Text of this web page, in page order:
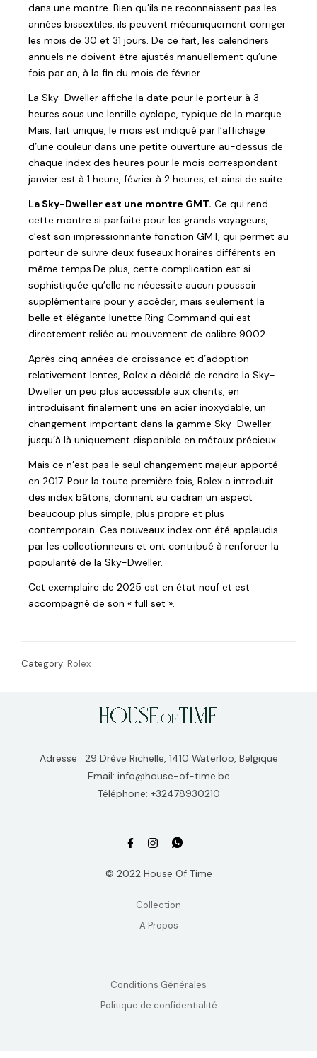
dans une montre. Bien qu’ils ne reconnaissent pas les
années bissextiles, ils peuvent mécaniquement corriger
les mois de 30 et 31 jours. De ce fait, les calendriers
annuels ne doivent être ajustés manuellement qu’une
fois par an, à la fin du mois de février.
La Sky-Dweller affiche la date pour le porteur à 3
heures sous une lentille cyclope, typique de la marque.
Mais, fait unique, le mois est indiqué par l’affichage
d’une couleur dans une petite ouverture au-dessus de
chaque index des heures pour le mois correspondant –
janvier est à 1 heure, février à 2 heures, et ainsi de suite.
La Sky-Dweller est une montre GMT. Ce qui rend
cette montre si parfaite pour les grands voyageurs,
c’est son impressionnante fonction GMT, qui permet au
porteur de suivre deux fuseaux horaires différents en
même temps.De plus, cette complication est si
sophistiquée qu’elle ne nécessite aucun poussoir
supplémentaire pour y accéder, mais seulement la
belle et élégante lunette Ring Command qui est
directement reliée au mouvement de calibre 9002.
Après cinq années de croissance et d’adoption
relativement lentes, Rolex a décidé de rendre la Sky-
Dweller un peu plus accessible aux clients, en
introduisant finalement une en acier inoxydable, un
changement important dans la gamme Sky-Dweller
jusqu’à là uniquement disponible en métaux précieux.
Mais ce n’est pas le seul changement majeur apporté
en 2017. Pour la toute première fois, Rolex a introduit
des index bâtons, donnant au cadran un aspect
beaucoup plus simple, plus propre et plus
contemporain. Ces nouveaux index ont été applaudis
par les collectionneurs et ont contribué à renforcer la
popularité de la Sky-Dweller.
Cet exemplaire de 2025 est en état neuf et est
accompagné de son « full set ».
Category: Rolex
Adresse : 29 Drève Richelle, 1410 Waterloo, Belgique
Email: info@house-of-time.be
Téléphone: +32478930210
© 2022 House Of Time
Collection
A Propos
Conditions Générales
Politique de confidentialité